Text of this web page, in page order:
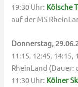
19:30 Uhr: Kölsche
auf der MS
Donnerstag,
11:15, 12:45, 14:15,
RheinLand (Dauer:
11:30 Uhr: Kölner